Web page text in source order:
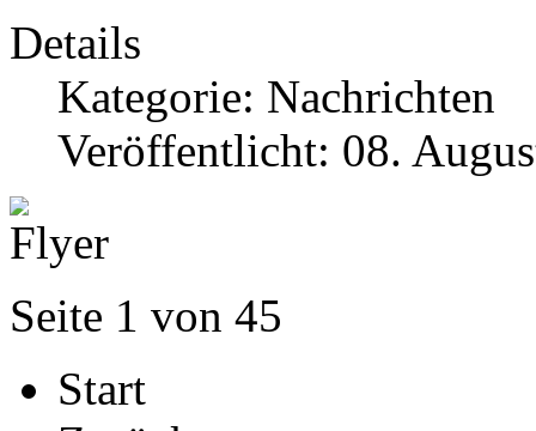
Details
Kategorie: Nachrichten
Veröffentlicht: 08.
Seite 1 von 45
Start